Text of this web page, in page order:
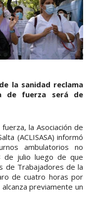
la sanidad reclama
de fuerza será de
la Asociación de
(ACLISASA) informó
ambulatorios no
de julio luego de que
de Trabajadores de la
de cuatro horas por
previamente un